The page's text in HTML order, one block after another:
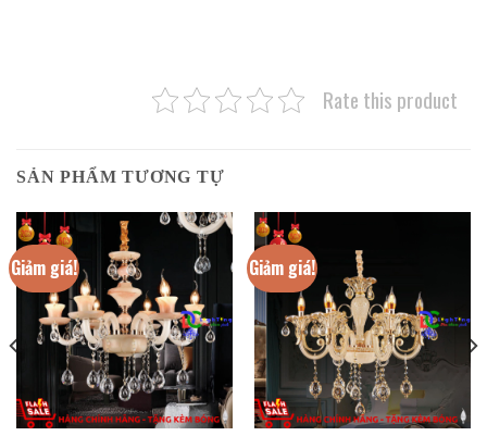
Rate this product
SẢN PHẨM TƯƠNG TỰ
Giảm giá! Giảm giá!